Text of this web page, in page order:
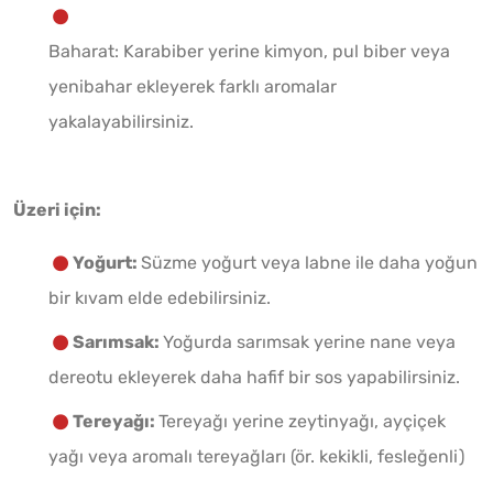
Baharat: Karabiber yerine kimyon, pul biber veya
yenibahar ekleyerek farklı aromalar
yakalayabilirsiniz.
Üzeri için:
Yoğurt: Süzme yoğurt veya labne ile daha yoğun
bir kıvam elde edebilirsiniz.
Sarımsak: Yoğurda sarımsak yerine nane veya
dereotu ekleyerek daha hafif bir sos yapabilirsiniz.
Tereyağı: Tereyağı yerine zeytinyağı, ayçiçek
yağı veya aromalı tereyağları (ör. kekikli, fesleğenli)